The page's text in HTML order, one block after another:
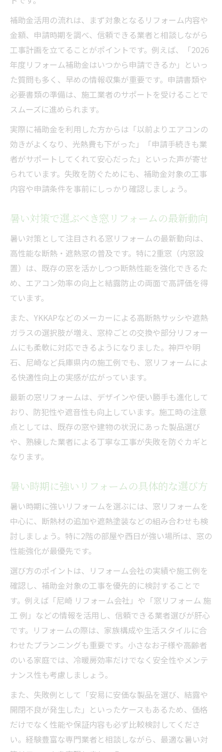
補助金活用の流れは、まず対象となるリフォーム内容や
金額、申請時期を調べ、信頼できる業者と相談しながら
工事計画を立てることがポイントです。例えば、「2026
年度リフォーム補助金はいつから申請できるか」といっ
た質問も多く、早めの情報収集が重要です。申請書類や
必要書類の準備は、施工業者のサポートを受けることで
スムーズに進められます。
実際に補助金を利用した方からは「以前よりエアコンの
効きがよくなり、光熱費も下がった」「申請手続きも業
者がサポートしてくれて安心だった」といった声が寄せ
られています。失敗を防ぐためにも、補助金対象の工事
内容や申請条件を事前にしっかり確認しましょう。
暑い対策で選ぶべき窓リフォームの最新動向
暑い対策として注目される窓リフォームの最新動向は、
高性能な断熱・遮熱窓の普及です。特に2重窓（内窓設
置）は、既存の窓を活かしつつ断熱性能を強化できるた
め、エアコン効率の向上と結露防止の両面で高評価を得
ています。
また、YKKAPなどのメーカーによる高断熱サッシや遮熱
ガラスの選択肢が増え、窓枠ごとの交換や部分リフォー
ムにも柔軟に対応できるようになりました。神戸や明
石、尼崎など兵庫県内の施工例でも、窓リフォームによ
る快適性向上の実感が広がっています。
最新の窓リフォームは、デザインや使い勝手も進化して
おり、防犯性や遮音性も向上しています。施工時の注意
点としては、既存の窓や建物の状況にあった製品選び
や、熟練した業者による丁寧な工事が失敗を防ぐカギと
なります。
暑い時期に強いリフォームの具体的な選び方
暑い時期に強いリフォームを選ぶには、窓リフォームを
中心に、断熱材の追加や遮熱塗装などの組み合わせも検
討しましょう。特に2階の部屋や西日が強い場所は、窓の
性能強化が最優先です。
選び方のポイントは、リフォーム会社の実績や施工例を
確認し、補助金対象の工事を優先的に検討することで
す。例えば「尼崎 リフォーム会社」や「窓リフォーム 施
工 例」などの情報を活用し、信頼できる業者選びが肝心
です。リフォームの際は、家族構成や生活スタイルに合
わせたプランニングも重要です。小さなお子様や高齢者
のいる家庭では、冷暖房効率だけでなく安全性やメンテ
ナンス性も考慮しましょう。
また、失敗例として「安易に安価な製品を選び、結露や
開閉不良が発生した」といったケースもあるため、価格
だけでなく性能や保証内容も必ず比較検討してくださ
い。経験豊富な専門業者と相談しながら、最適な暑い対